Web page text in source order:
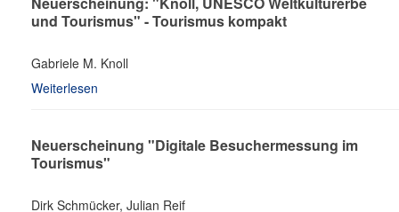
und Tourismus" - Tourismus kompakt
Gabriele M. Knoll
Weiterlesen
Neuerscheinung "Digitale Besuchermessung im
Tourismus"
Dirk Schmücker, Julian Reif